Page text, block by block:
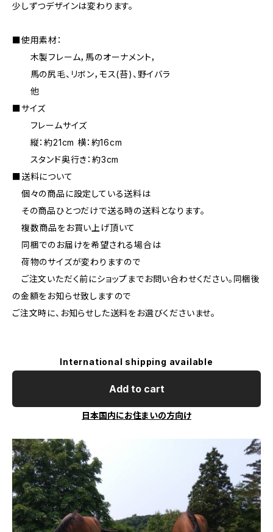
少しずつデザインは変わります。
■使用素材：
木製フレーム，馬のオーナメント，
馬の尻毛、リボン，モス(苔)、野イバラ
他
■サイズ
フレームサイズ
縦：約21cm 横：約16cm
スタンド奥行き：約3cm
■送料について
個々の商品に設定している送料は
その商品ひとつだけで送る時の送料となります。
複数商品をお買い上げ頂いて
同梱でのお届けを希望される場合は
荷物のサイズが変わりますので
ご注文いただく前にショップまでお問い合わせください。同梱後
の金額をお知らせ致しますので
ご注文時に、お知らせした送料をお選びくださいませ。
International shipping available
Add to cart
日本国内にお住まいの方向け